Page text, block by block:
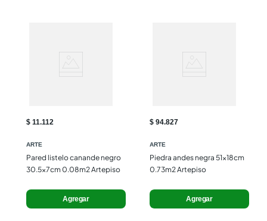
$ 11.112
ARTE
Pared listelo canande negro
30.5x7cm 0.08m2 Artepiso
Agregar
$ 94.827
ARTE
Piedra andes negra 51x18cm
0.73m2 Artepiso
Agregar